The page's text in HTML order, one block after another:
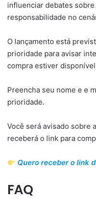
influenciar debates
responsabilidade no
O lançamento está
prioridade para avisar
compra estiver
Preencha seu nome e e
prioridade.
Você será avisado sobre
receberá o link para
Quero receber o link
FAQ